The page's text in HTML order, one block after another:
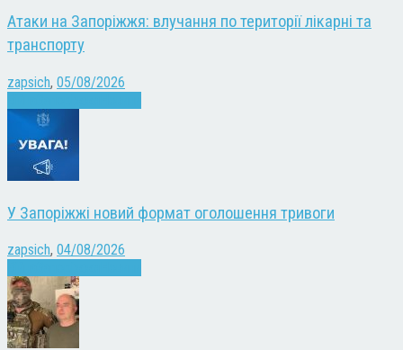
Атаки на Запоріжжя: влучання по території лікарні та
транспорту
zapsich, 05/08/2026
У Запоріжжі новий формат оголошення тривоги
zapsich, 04/08/2026